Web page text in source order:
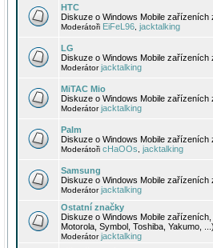
HTC
Diskuze o Windows Mobile
Moderátoři EiFeL96 jacktalking
LG
Diskuze o Windows Mobile zařízeních
Moderátorjacktalking
MiTAC Mio
Diskuze o Windows Mobile zařízeních
Moderátorjacktalking
Palm
Diskuze o Windows Mobile zařízeních
Moderátoři cHaOOs jacktalking
Samsung
Diskuze o Windows Mobile zařízeních
Moderátorjacktalking
Ostatní značky
Diskuze o Windows Mobile
Motorola, Symbol, Toshiba, Yakumo, ...).
Moderátorjacktalking